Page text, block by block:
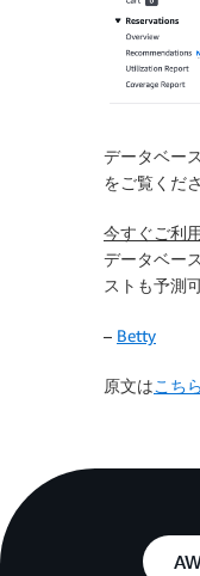
データベー
をご覧くださ
今すぐご利
データベー
ストも予測
– Betty
原文はこちら